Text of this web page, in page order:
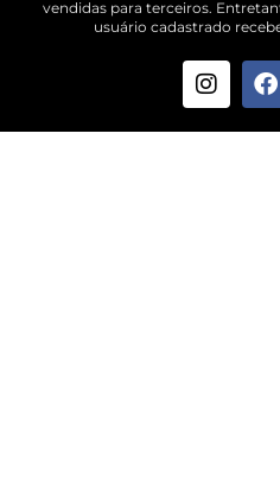
vendidas para terceiros.
usuário cadastrado